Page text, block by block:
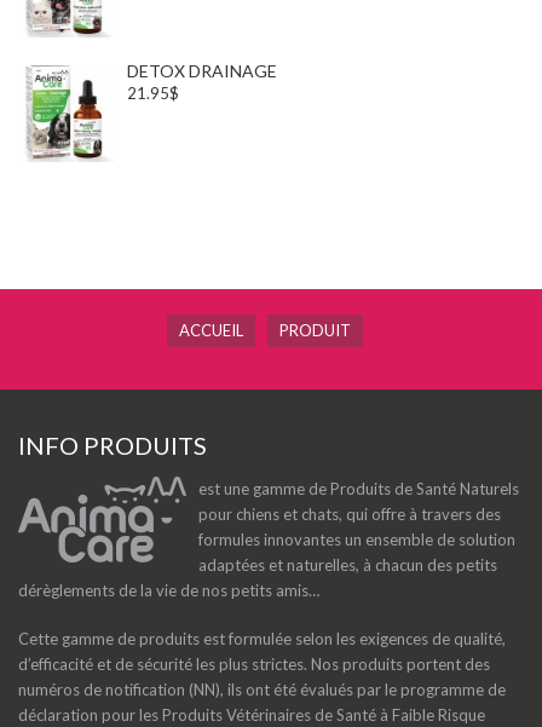
DETOX DRAINAGE
21.95$
ACCUEIL PRODUIT
INFO PRODUITS
est une gamme de Produits de Santé Naturels
pour chiens et chats, qui offre à travers des
formules innovantes un ensemble de solution
adaptées et naturelles, à chacun des petits
dérèglements de la vie de nos petits amis…
Cette gamme de produits est formulée selon les exigences de qualité,
d’efficacité et de sécurité les plus strictes. Nos produits portent des
numéros de notification (NN), ils ont été évalués par le programme de
déclaration pour les Produits Vétérinaires de Santé à Faible Risque